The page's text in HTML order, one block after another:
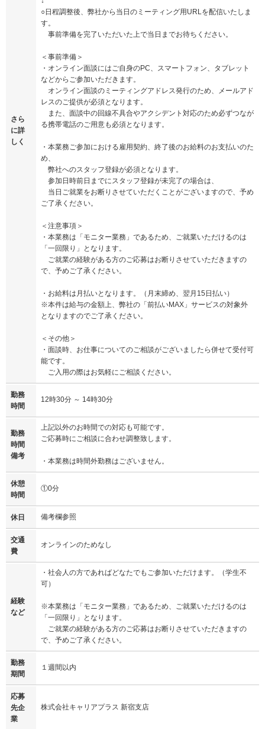
さら
に詳
しく
○日程調整後、弊社から当日のミーティング用URLを配信いたしま
す。
事前準備を完了いただいた上で当日までお待ちください。
＜事前準備＞
・オンライン面談にはご自身のPC、スマートフォン、タブレット
などからご参加いただきます。
オンライン面談のミーティングアドレス発行のため、メールアド
レスのご提供が必須となります。
また、面談中の回線不具合やアクシデント対応のため必ずつなが
る携帯電話のご用意も必須となります。
・本業務ご参加における雇用契約、終了後のお給料のお支払いのた
め、
弊社へのスタッフ登録が必須となります。
参加日時前日までにスタッフ登録が未完了の場合は、
当日ご就業をお断りさせていただくことがございますので、予め
ご了承ください。
＜注意事項＞
・本業務は「モニター業務」であるため、ご就業いただけるのは
「一回限り」となります。
ご就業の経験がある方のご応募はお断りさせていただきますの
で、予めご了承ください。
・お給料は月払いとなります。（月末締め、翌月15日払い）
※本件は給与の金額上、弊社の「前払いMAX」サービスの対象外
となりますのでご了承ください。
＜その他＞
・面談時、お仕事についてのご相談がございましたら併せて受付可
能です。
ご入用の際はお気軽にご相談ください。
勤務
時間
12時30分 ～ 14時30分
勤務
時間
備考
上記以外のお時間での対応も可能です。
ご応募時にご相談に合わせ調整致します。
・本業務は時間外勤務はございません。
休憩
時間
①0分
休日 備考欄参照
交通
費
オンラインのためなし
経験
など
・社会人の方であればどなたでもご参加いただけます。（学生不
可）
※本業務は「モニター業務」であるため、ご就業いただけるのは
「一回限り」となります。
ご就業の経験がある方のご応募はお断りさせていただきますの
で、予めご了承ください。
勤務
期間
１週間以内
応募
先企
業
株式会社キャリアプラス 新宿支店